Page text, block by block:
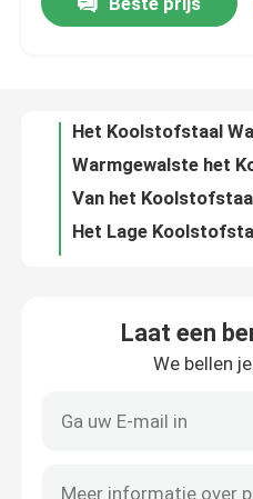
Kwaliteitscontrole
Contacteer ons
De Rol van het
de plaat van het roestvrij
Het Blad van de
Laat een
We bellen